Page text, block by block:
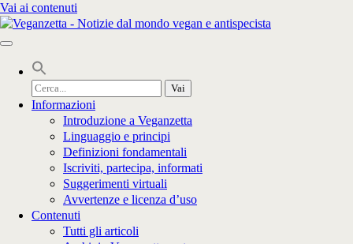
Vai ai contenuti
Cerca
per:
Informazioni
Introduzione a Veganzetta
Linguaggio e principi
Definizioni fondamentali
Iscriviti, partecipa, informati
Suggerimenti virtuali
Avvertenze e licenza d’uso
Contenuti
Tutti gli articoli